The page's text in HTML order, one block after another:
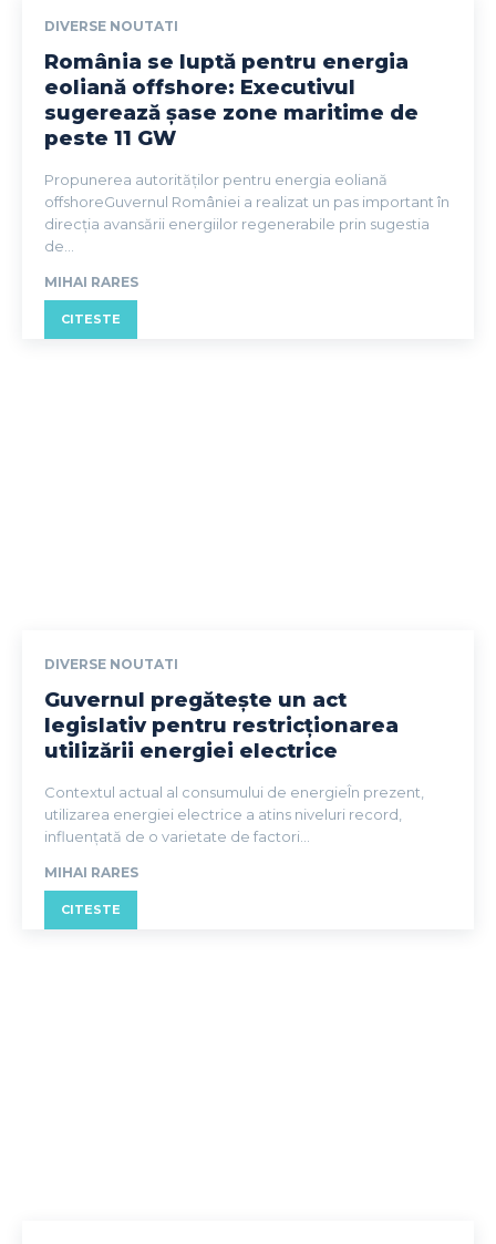
DIVERSE NOUTATI
România se luptă pentru energia
eoliană offshore: Executivul
sugerează șase zone maritime de
peste 11 GW
Propunerea autorităților pentru energia eoliană
offshoreGuvernul României a realizat un pas important în
direcția avansării energiilor regenerabile prin sugestia
de...
MIHAI RARES
CITESTE
DIVERSE NOUTATI
Guvernul pregătește un act
legislativ pentru restricționarea
utilizării energiei electrice
Contextul actual al consumului de energieÎn prezent,
utilizarea energiei electrice a atins niveluri record,
influențată de o varietate de factori...
MIHAI RARES
CITESTE